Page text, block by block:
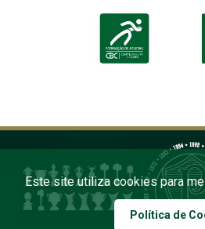
Este site utiliza cookies para
Política de